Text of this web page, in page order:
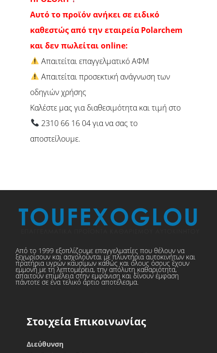
Αυτό το προϊόν ανήκει σε ειδικό
καθεστώς από την εταιρεία Polarchem
και δεν πωλείται online:
Απαιτείται επαγγελματικό ΑΦΜ
Απαιτείται προσεκτική ανάγνωση των
οδηγιών χρήσης
Καλέστε μας για διαθεσιμότητα και τιμή στο
2310 66 16 04 για να σας το
αποστείλουμε.
Από το 1999 εξοπλίζουμε επαγγελματίες που θέλουν να
ξεχωρίσουν και ασχολούνται με πλυντήρια αυτοκινήτων και
πρατήρια υγρών καυσίμων καθώς και όλους όσους έχουν
εμμονή με τη λεπτομέρεια, την απόλυτη καθαριότητα,
απαιτούν επιμέλεια στην εμφάνιση και δίνουν έμφαση
πάντοτε σε ένα τελικό άρτιο αποτέλεσμα.
Στοιχεία Επικοινωνίας
Διεύθυνση